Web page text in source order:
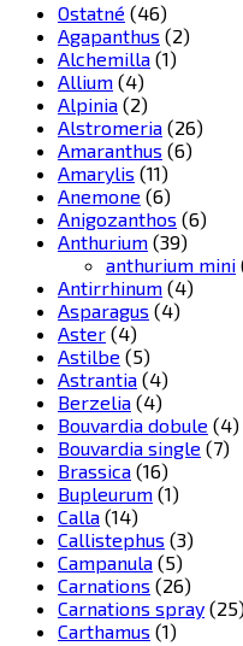
Ostatné (46)
Agapanthus (2)
Alchemilla (1)
Allium (4)
Alpinia (2)
Alstromeria (26)
Amaranthus (6)
Amarylis (11)
Anemone (6)
Anigozanthos (6)
Anthurium (39)
anthurium mini
Antirrhinum (4)
Asparagus (4)
Aster (4)
Astilbe (5)
Astrantia (4)
Berzelia (4)
Bouvardia dobule (4)
Bouvardia single (7)
Brassica (16)
Bupleurum (1)
Calla (14)
Callistephus (3)
Campanula (5)
Carnations (26)
Carnations spray (25)
Carthamus (1)